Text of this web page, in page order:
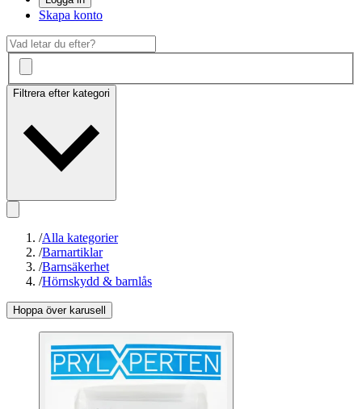
Skapa konto
Filtrera efter kategori
/Alla kategorier
/Barnartiklar
/Barnsäkerhet
/Hörnskydd & barnlås
Hoppa över karusell